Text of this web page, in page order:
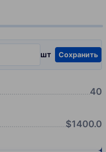
шт Сохранить
40
$1400.0